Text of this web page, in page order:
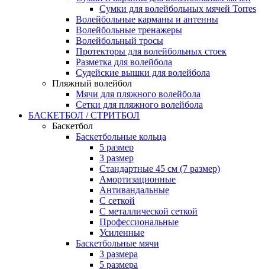
Сумки для волейбольных мячей Torres
Волейбольные карманы и антенны
Волейбольные тренажеры
Волейбольный тросы
Протекторы для волейбольных стоек
Разметка для волейбола
Судейские вышки для волейбола
Пляжный волейбол
Мячи для пляжного волейбола
Сетки для пляжного волейбола
БАСКЕТБОЛ / СТРИТБОЛ
Баскетбол
Баскетбольные кольца
5 размер
3 размер
Стандартные 45 см (7 размер)
Амортизационные
Антивандальные
С сеткой
С металлической сеткой
Профессиональные
Усиленные
Баскетбольные мячи
3 размера
5 размера